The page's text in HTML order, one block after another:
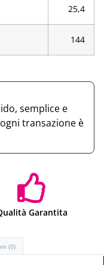
25,4
144
semplice e
transazione è
Garantita
(0)